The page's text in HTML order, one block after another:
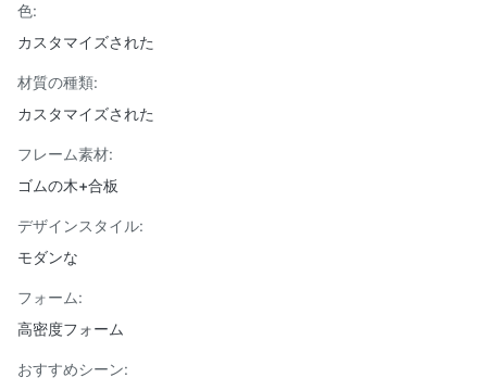
色:
カスタマイズされた
材質の種類:
カスタマイズされた
フレーム素材:
ゴムの木+合板
デザインスタイル:
モダンな
フォーム:
高密度フォーム
おすすめシーン: